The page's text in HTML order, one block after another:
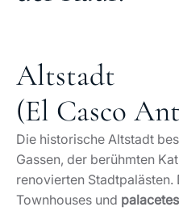
Altstadt
(El Casco
Die historische Altstadt
Gassen, der berühmten
renovierten Stadtpalästen.
Townhouses und palacetes